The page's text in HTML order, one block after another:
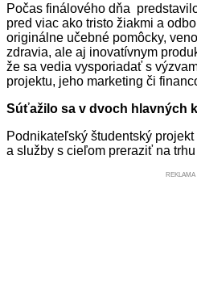
Počas finálového dňa
pred viac ako tristo žiakmi a
originálne učebné pomôcky,
zdravia, ale aj inovatívnym
že sa vedia vysporiadať s
projektu, jeho marketing či
Súťažilo sa v dvoch hlavných
Podnikateľský študentský
a služby s cieľom preraziť na trhu
REKLAMA